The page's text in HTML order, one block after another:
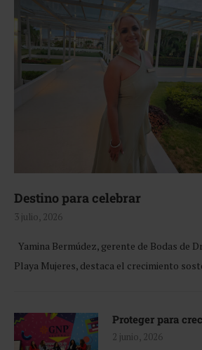
Destino para celebrar
3 julio, 2026
Yamina Bermúdez, gerente de Bodas de
Playa Mujeres, destaca el crecimiento
Proteger para
2 junio, 2026